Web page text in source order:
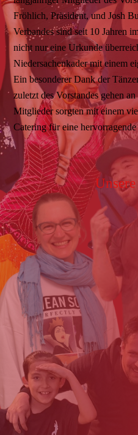
Fröhlich, Präsident, und Josh
Verbandes sind seit 10 Jahren
nicht nur eine Urkunde
Niedersachenkader mit einem
Ein besonderer Dank der
zuletzt des Vorstandes gehen
Mitglieder sorgten mit einem
Catering für eine